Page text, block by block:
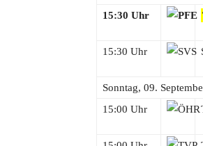
15:30 Uhr
15:30 Uhr
Sonntag, 09.
15:00 Uhr